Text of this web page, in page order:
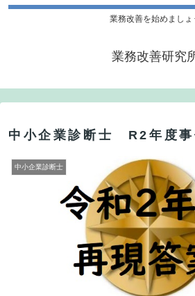
業務改善を始めましょ
業務改善研究
中小企業診断士 R2年度
中小企業診断士